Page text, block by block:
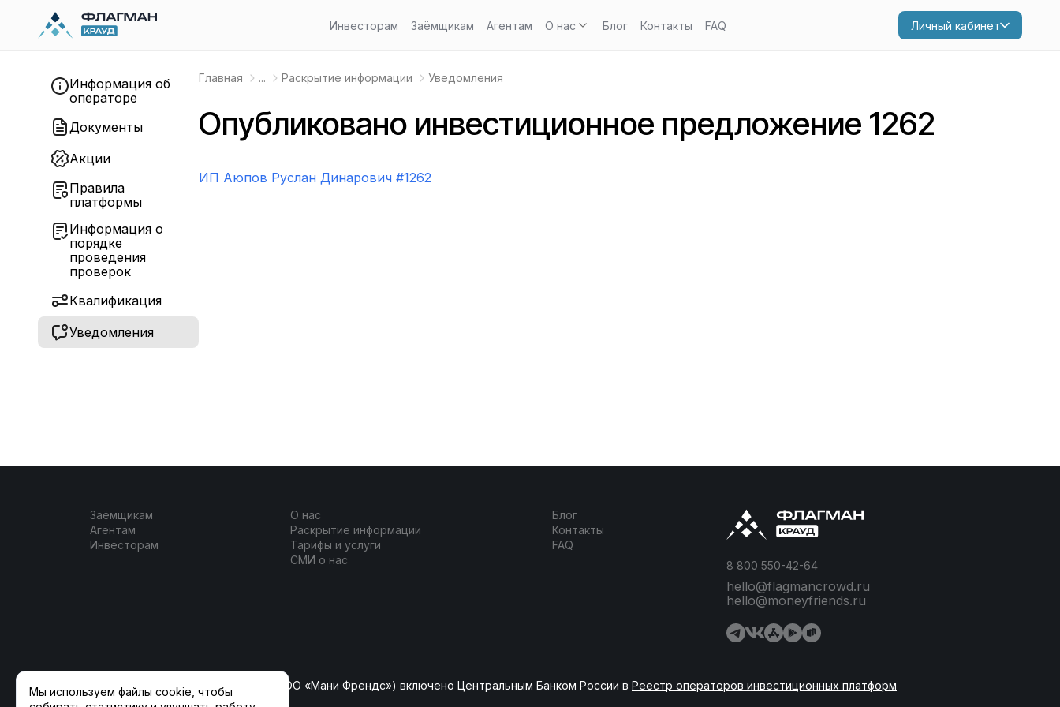
Инвесторам Заёмщикам Агентам О нас Блог Контакты FAQ Личный кабинет
Мы используем файлы cookie, чтобы
Информация об
операторе
Документы
Акции
Правила
платформы
Информация о
порядке
проведения
проверок
Квалификация
Уведомления
Главная ... Раскрытие информации Уведомления
Опубликовано инвестиционное предложение 1262
ИП Аюпов Руслан Динарович #1262
Заёмщикам
Агентам
Инвесторам
О нас
Раскрытие информации
Тарифы и услуги
СМИ о нас
Блог
Контакты
FAQ
8 800 550-42-64
hello@flagmancrowd.ru
hello@moneyfriends.ru
ООО «ФлагманКрауд» (ранее ООО «Мани Френдс») включено Центральным Банком России в Реестр операторов инвестиционных платформ